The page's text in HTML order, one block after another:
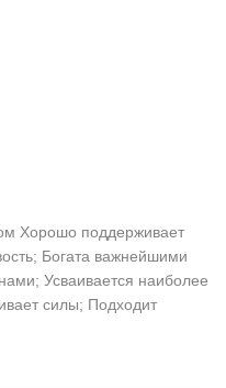
Хорошо поддерживает
Богата важнейшими
Усваивается наиболее
силы; Подходит